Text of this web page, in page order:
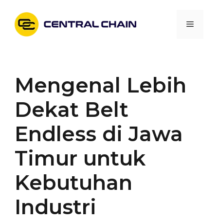
content
Menu
Mengenal Lebih
Dekat Belt
Endless di Jawa
Timur untuk
Kebutuhan
Industri